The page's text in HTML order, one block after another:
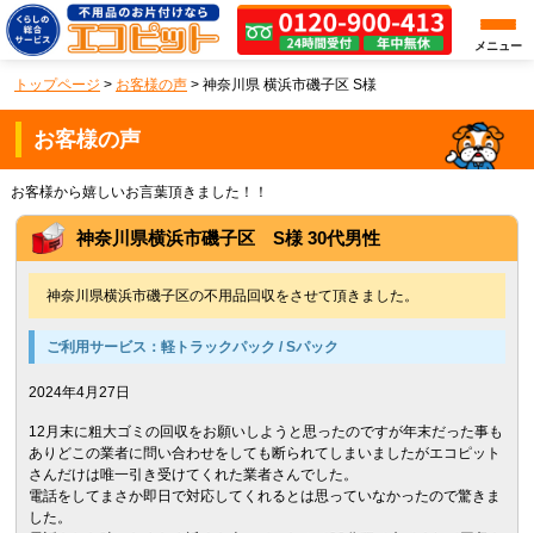
メニュー
トップページ > お客様の声 > 神奈川県 横浜市磯子区 S様
お客様の声
お客様から嬉しいお言葉頂きました！！
神奈川県横浜市磯子区 S様 30代男性
神奈川県横浜市磯子区の不用品回収をさせて頂きました。
ご利用サービス：軽トラックパック / Sパック
2024年4月27日
12月末に粗大ゴミの回収をお願いしようと思ったのですが年末だった事も
ありどこの業者に問い合わせをしても断られてしまいましたがエコピット
さんだけは唯一引き受けてくれた業者さんでした。
電話をしてまさか即日で対応してくれるとは思っていなかったので驚きま
した。